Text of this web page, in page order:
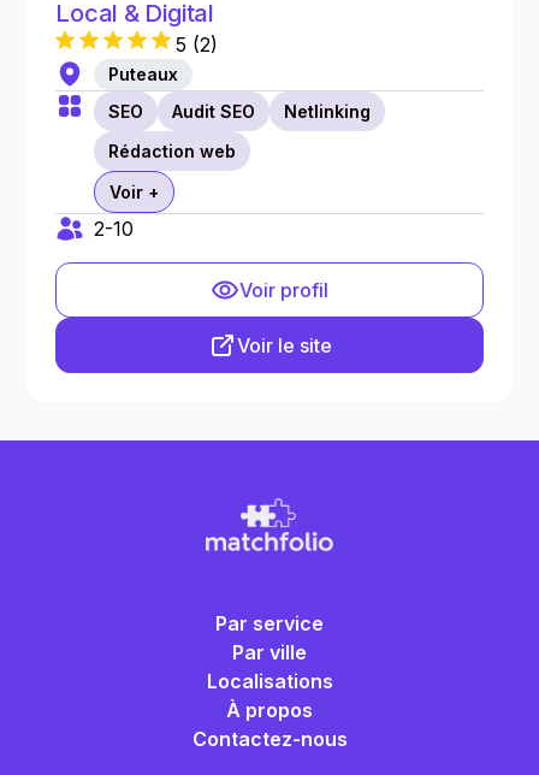
Local & Digital
5 (2)
Puteaux
SEO
Audit SEO
Netlinking
Rédaction web
Voir +
2-10
Voir profil
Voir le site
Par service
Par ville
Localisations
À propos
Contactez-nous